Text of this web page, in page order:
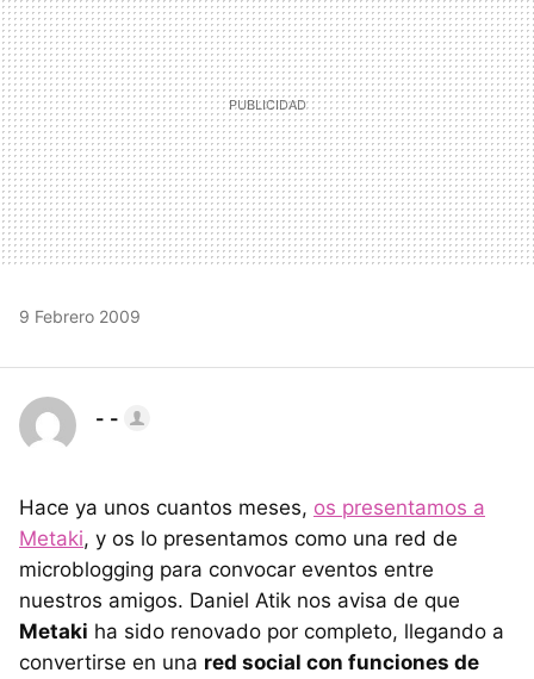
9 Febrero 2009
- -
Hace ya unos cuantos meses, os presentamos a
Metaki, y os lo presentamos como una red de
microblogging para convocar eventos entre
nuestros amigos. Daniel Atik nos avisa de que
Metaki ha sido renovado por completo, llegando a
convertirse en una red social con funciones de